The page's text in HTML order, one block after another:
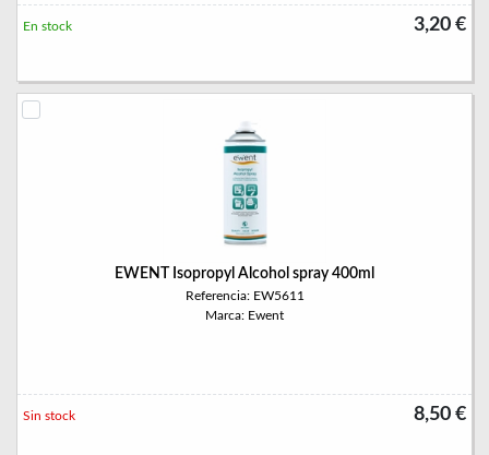
3,20 €
En stock
EWENT Isopropyl Alcohol spray 400ml
Referencia: EW5611
Marca: Ewent
8,50 €
Sin stock